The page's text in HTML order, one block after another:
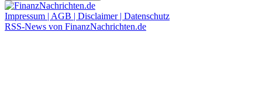
Impressum | AGB | Disclaimer | Datenschutz
RSS-News von FinanzNachrichten.de